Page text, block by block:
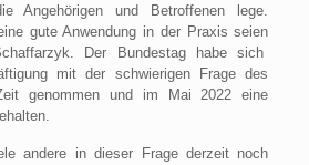
Angehörigen und Betroffenen lege.
gute Anwendung in der Praxis seien
Der Bundestag habe sich
mit der schwierigen Frage des
genommen und im Mai 2022 eine
andere in dieser Frage derzeit noch